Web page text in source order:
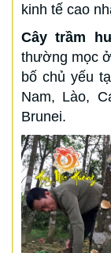
kinh tế cao
Cây trầm
thường mọc
bố chủ yếu
Nam, Lào,
Brunei.